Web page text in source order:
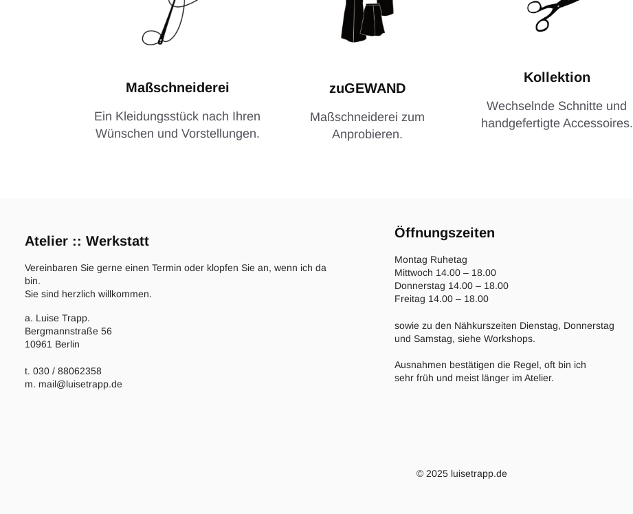
Maßschneiderei
Ein Kleidungsstück nach Ihren
Wünschen und Vorstellungen.
zuGEWAND
Maßschneiderei zum
Anprobieren.
Kollektion
Wechselnde Schnitte und
handgefertigte Accessoires.
Atelier :: Werkstatt
Vereinbaren Sie gerne einen Termin oder klopfen Sie an, wenn ich da
bin.
Sie sind herzlich willkommen.
a. Luise Trapp.
Bergmannstraße 56
10961 Berlin
t. 030 / 88062358
m. mail@luisetrapp.de
Öffnungszeiten
Montag Ruhetag
Mittwoch 14.00 – 18.00
Donnerstag 14.00 – 18.00
Freitag 14.00 – 18.00
sowie zu den Nähkurszeiten Dienstag, Donnerstag
und Samstag, siehe Workshops.
Ausnahmen bestätigen die Regel, oft bin ich
sehr früh und meist länger im Atelier.
© 2025 luisetrapp.de